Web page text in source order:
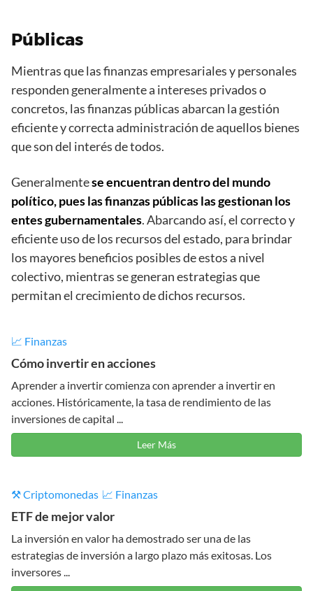
Públicas
Mientras que las finanzas empresariales y personales
responden generalmente a intereses privados o
concretos, las finanzas públicas abarcan la gestión
eficiente y correcta administración de aquellos bienes
que son del interés de todos.
Generalmentese encuentran dentro del mundo
político, pues las finanzas públicas las gestionan los
entes gubernamentales. Abarcando así, el correcto y
eficiente uso de los recursos del estado, para brindar
los mayores beneficios posibles de estos a nivel
colectivo, mientras se generan estrategias que
permitan el crecimiento de dichos recursos.
📈 Finanzas
Cómo invertir en acciones
Aprender a invertir comienza con aprender a invertir en
acciones. Históricamente, la tasa de rendimiento de las
inversiones de capital ...
Leer Más
⚒️ Criptomonedas 📈 Finanzas
ETF de mejor valor
La inversión en valor ha demostrado ser una de las
estrategias de inversión a largo plazo más exitosas. Los
inversores ...